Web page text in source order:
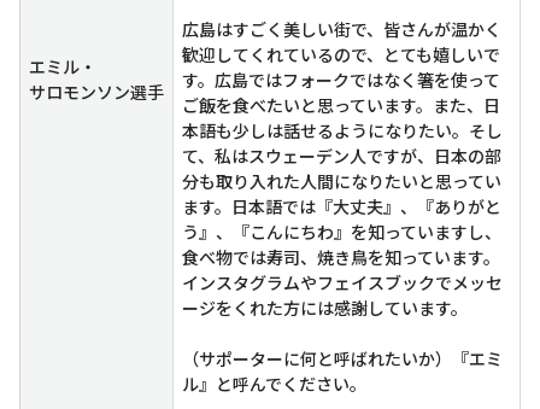
エミル・
サロモンソン選手
広島はすごく美しい街で、皆さんが温かく
歓迎してくれているので、とても嬉しいで
す。広島ではフォークではなく箸を使って
ご飯を食べたいと思っています。また、日
本語も少しは話せるようになりたい。そし
て、私はスウェーデン人ですが、日本の部
分も取り入れた人間になりたいと思ってい
ます。日本語では『大丈夫』、『ありがと
う』、『こんにちわ』を知っていますし、
食べ物では寿司、焼き鳥を知っています。
インスタグラムやフェイスブックでメッセ
ージをくれた方には感謝しています。
（サポーターに何と呼ばれたいか）『エミ
ル』と呼んでください。